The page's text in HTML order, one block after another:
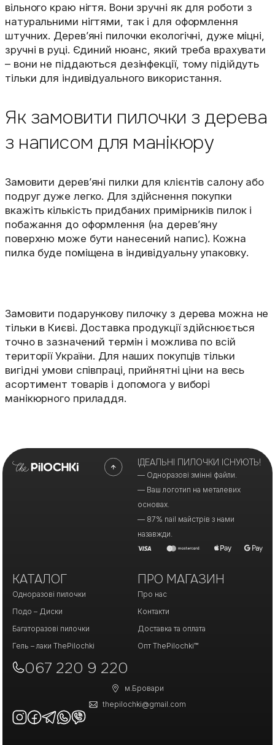
вільного краю нігтя. Вони зручні як для роботи з
натуральними нігтями, так і для оформлення
штучних. Дерев’яні пилочки екологічні, дуже міцні,
зручні в руці. Єдиний нюанс, який треба врахувати
– вони не піддаються дезінфекції, тому підійдуть
тільки для індивідуального використання.
Як замовити пилочки з дерева
з написом для манікюру
Замовити дерев’яні пилки для клієнтів салону або
подруг дуже легко. Для здійснення покупки
вкажіть кількість придбаних примірників пилок і
побажання до оформлення (на дерев’яну
поверхню може бути нанесений напис). Кожна
пилка буде поміщена в індивідуальну упаковку.
Замовити подарункову пилочку з дерева можна не
тільки в Києві. Доставка продукції здійснюється
точно в зазначений термін і можлива по всій
території України. Для наших покупців тільки
вигідні умови співпраці, прийнятні ціни на весь
асортимент товарів і допомога у виборі
манікюрного приладдя.
ІДЕАЛЬНІ ПИЛОЧКИ ІСНУЮТЬ!
— Одноразові змінні файли.
— Ваш логотип на металевих
основах.
— 87% nail майстрів з нами
назавжди.
КАТАЛОГ
Одноразові пилочки
Подо – Диски
Багаторазові пилочки
Гель – лаки ThePilochki
ПРО МАГАЗИН
Про нас
Контакти
Доставка та оплата
Опт ThePilochki™
067 220 9 220
м.Бровари
thepilochki@gmail.com